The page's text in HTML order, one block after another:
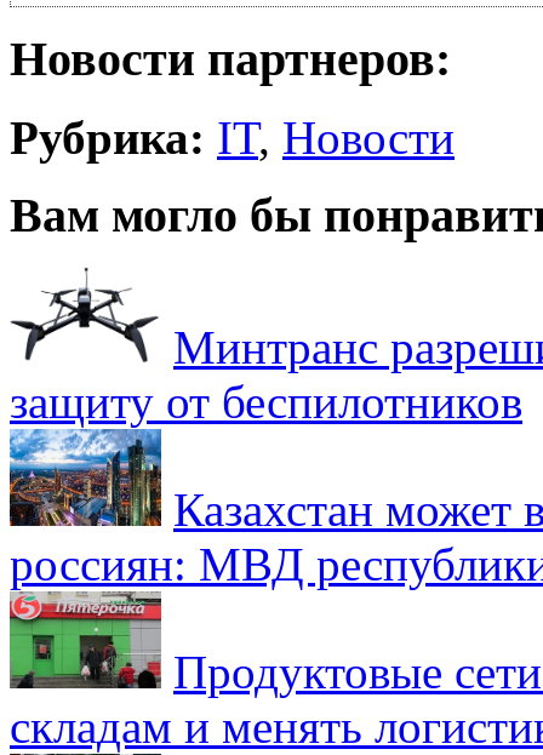
Новости партнеров:
Рубрика: IT, Новости
Вам могло бы
Минтранс
защиту от беспилотников
Казахстан может
россиян: МВД
Продуктовые
складам и менять